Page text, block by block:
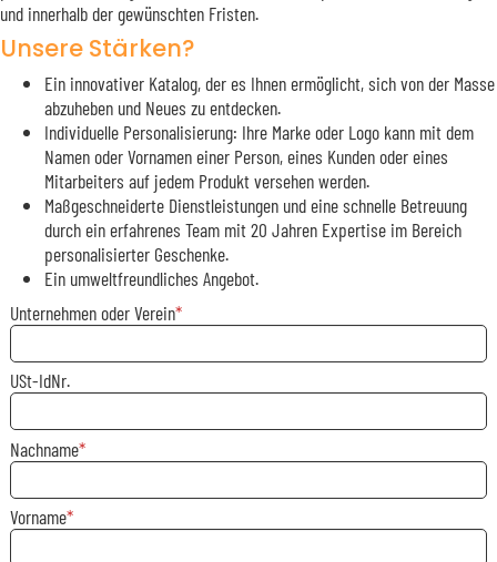
und innerhalb der gewünschten Fristen.
Unsere Stärken?
Ein innovativer Katalog, der es Ihnen ermöglicht, sich von der Masse
abzuheben und Neues zu entdecken.
Individuelle Personalisierung: Ihre Marke oder Logo kann mit dem
Namen oder Vornamen einer Person, eines Kunden oder eines
Mitarbeiters auf jedem Produkt versehen werden.
Maßgeschneiderte Dienstleistungen und eine schnelle Betreuung
durch ein erfahrenes Team mit 20 Jahren Expertise im Bereich
personalisierter Geschenke.
Ein umweltfreundliches Angebot.
Unternehmen oder Verein
USt-IdNr.
Nachname
Vorname